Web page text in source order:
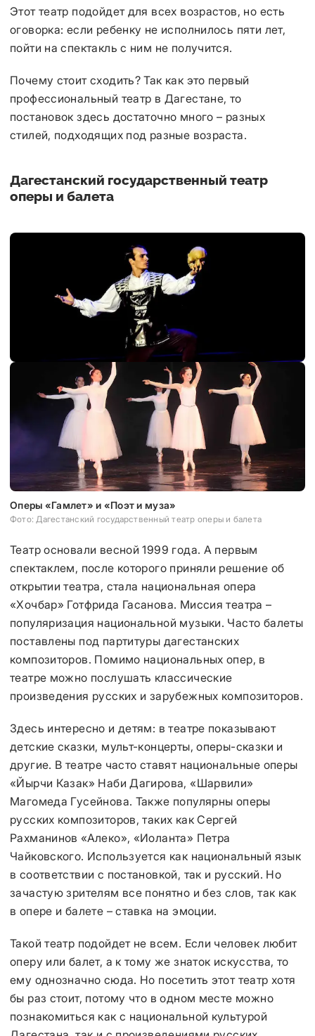
Этот театр подойдет для всех возрастов, но есть
оговорка: если ребенку не исполнилось пяти лет,
пойти на спектакль с ним не получится.
Почему стоит сходить? Так как это первый
профессиональный театр в Дагестане, то
постановок здесь достаточно много – разных
стилей, подходящих под разные возраста.
Дагестанский государственный театр
оперы и балета
Оперы «Гамлет» и «Поэт и муза»
Фото: Дагестанский государственный театр оперы и балета
Театр основали весной 1999 года. А первым
спектаклем, после которого приняли решение об
открытии театра, стала национальная опера
«Хочбар» Готфрида Гасанова. Миссия театра –
популяризация национальной музыки. Часто балеты
поставлены под партитуры дагестанских
композиторов. Помимо национальных опер, в
театре можно послушать классические
произведения русских и зарубежных композиторов.
Здесь интересно и детям: в театре показывают
детские сказки, мульт-концерты, оперы-сказки и
другие. В театре часто ставят национальные оперы
«Йырчи Казак» Наби Дагирова, «Шарвили»
Магомеда Гусейнова. Также популярны оперы
русских композиторов, таких как Сергей
Рахманинов «Алеко», «Иоланта» Петра
Чайковского. Используется как национальный язык
в соответствии с постановкой, так и русский. Но
зачастую зрителям все понятно и без слов, так как
в опере и балете – ставка на эмоции.
Такой театр подойдет не всем. Если человек любит
оперу или балет, а к тому же знаток искусства, то
ему однозначно сюда. Но посетить этот театр хотя
бы раз стоит, потому что в одном месте можно
познакомиться как с национальной культурой